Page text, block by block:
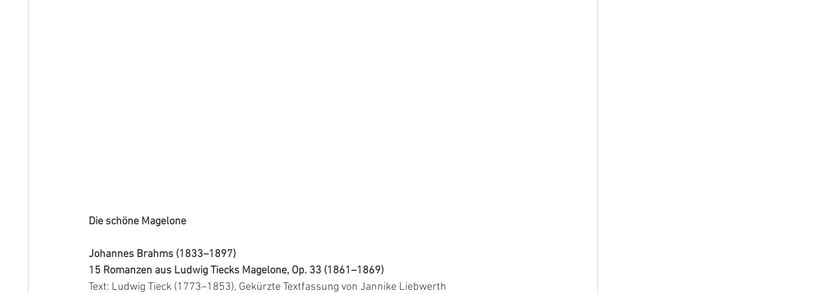
Die schöne Magelone
Johannes Brahms (1833–1897)
15 Romanzen aus Ludwig Tiecks Magelone, Op. 33 (1861–1869)
Text: Ludwig Tieck (1773–1853), Gekürzte Textfassung von Jannike Liebwerth